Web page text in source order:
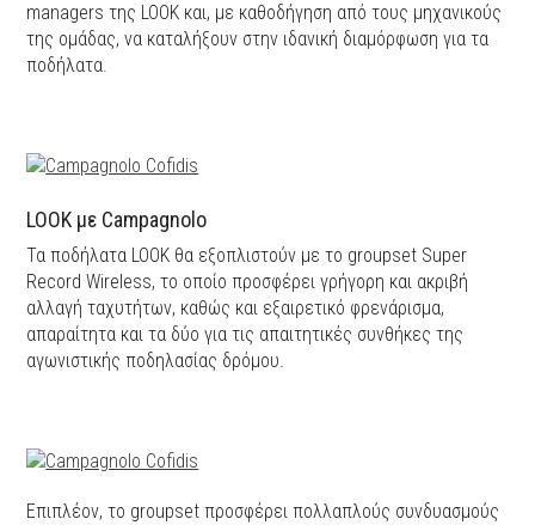
managers της LOOK και, με καθοδήγηση από τους μηχανικούς
της ομάδας, να καταλήξουν στην ιδανική διαμόρφωση για τα
ποδήλατα.
LOOK με Campagnolo
Τα ποδήλατα LOOK θα εξοπλιστούν με το groupset Super
Record Wireless, το οποίο προσφέρει γρήγορη και ακριβή
αλλαγή ταχυτήτων, καθώς και εξαιρετικό φρενάρισμα,
απαραίτητα και τα δύο για τις απαιτητικές συνθήκες της
αγωνιστικής ποδηλασίας δρόμου.
Επιπλέον, το groupset προσφέρει πολλαπλούς συνδυασμούς